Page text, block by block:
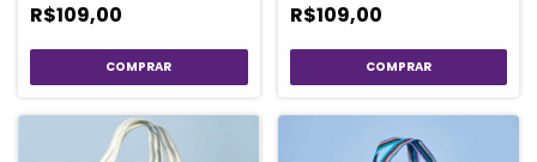
R$109,00 R$109,00